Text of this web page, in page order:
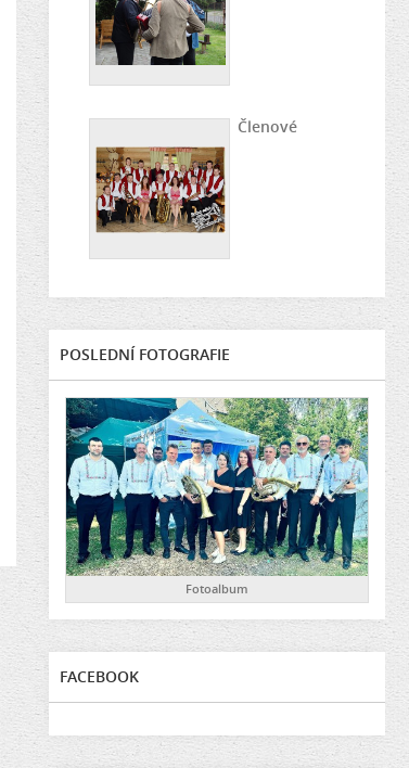
Členové
POSLEDNÍ FOTOGRAFIE
Fotoalbum
FACEBOOK